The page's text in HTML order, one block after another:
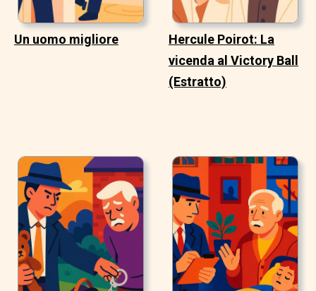
Un uomo migliore
Hercule Poirot: La
vicenda al Victory Ball
(Estratto)